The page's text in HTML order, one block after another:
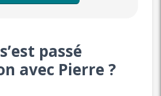
passé
avec Pierre ?